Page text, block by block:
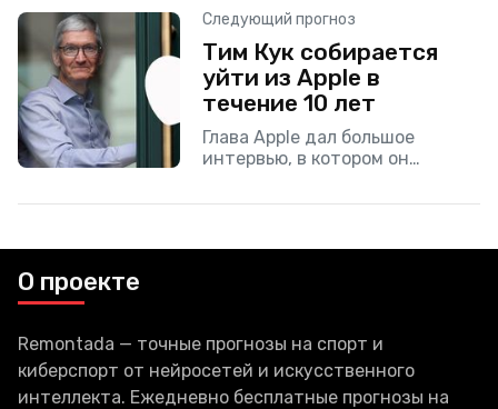
миллионов учетных записей
Facebook бесплатно
просочились в сеть. Insider
сообщил, что проверил
несколько утекших записей.
Следующий прогноз
Тим Кук собирается
уйти из Apple в
течение 10 лет
Глава Apple дал большое
интервью, в котором он
как своих, так и компании. По
О проекте
Remontada — точные прогнозы на спорт и
киберспорт от нейросетей и искусственного
интеллекта. Ежедневно бесплатные прогнозы на